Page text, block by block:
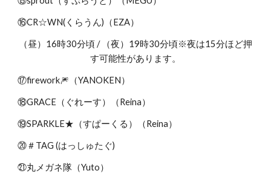
⑯CR☆WN(くらうん)（EZA）
（昼）16時30分頃 / （夜）19時30分頃※夜は15分ほど押
す可能性があります。
⑰firework🎆（YANOKEN）
⑱GRACE（ぐれーす）（Reina）
⑲SPARKLE★（すぱーくる）（Reina）
⑳＃TAG (はっしゅたぐ)
㉑丸メガネ隊（Yuto）